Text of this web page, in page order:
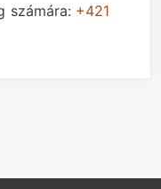
számára: +421